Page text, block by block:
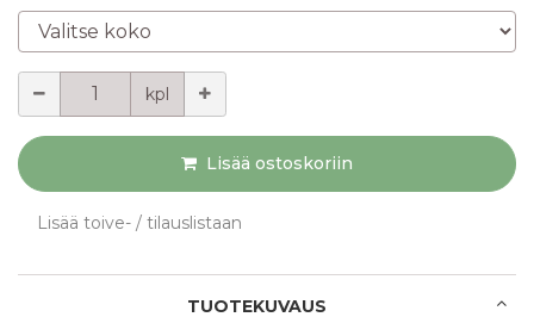
Valitse koko
kpl
Lisää ostoskoriin
Lisää toive- / tilauslistaan
TUOTEKUVAUS